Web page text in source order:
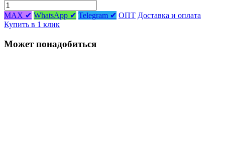
MAX ✔ WhatsApp ✔ Telegram ✔ ОПТ Доставка и оплата
Купить в 1 клик
Может понадобиться